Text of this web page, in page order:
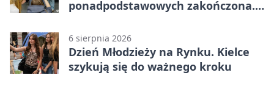
ponadpodstawowych zakończona.
6 sierpnia 2026
Dzień Młodzieży na Rynku. Kielce
szykują się do ważnego kroku